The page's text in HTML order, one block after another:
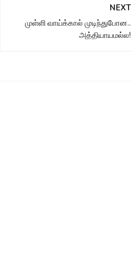
NEXT
முள்ளி வாய்க்கால் முடிந்துபோன..
அத்தியாயமல்ல!